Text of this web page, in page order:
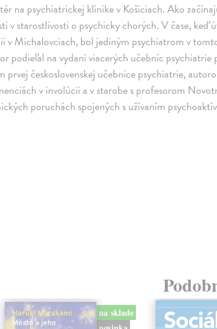
na psychiatrickej klinike v Košiciach. Ako
v starostlivosti o psychicky chorých. V čase, keď
v Michalovciach, bol jediným psychiatrom v
podieľal na vydaní viacerých učebníc psychiatrie
prvej československej učebnice psychiatrie,
v involúcii a v starobe s profesorom
poruchách spojených s užívaním
na sklade